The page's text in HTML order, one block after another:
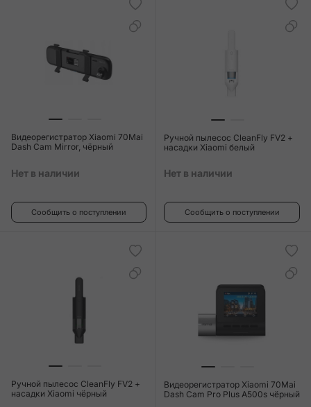
Видеорегистратор Xiaomi 70Mai
Dash Cam Mirror, чёрный
Нет в наличии
Сообщить о поступлении
Ручной пылесос CleanFly FV2 +
насадки Xiaomi белый
Нет в наличии
Сообщить о поступлении
Ручной пылесос CleanFly FV2 +
насадки Xiaomi чёрный
Видеорегистратор Xiaomi 70Mai
Dash Cam Pro Plus A500s чёрный